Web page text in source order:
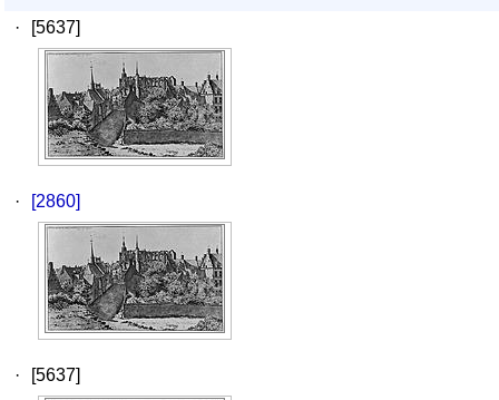
·
[5637]
· [2860]
· [5637]